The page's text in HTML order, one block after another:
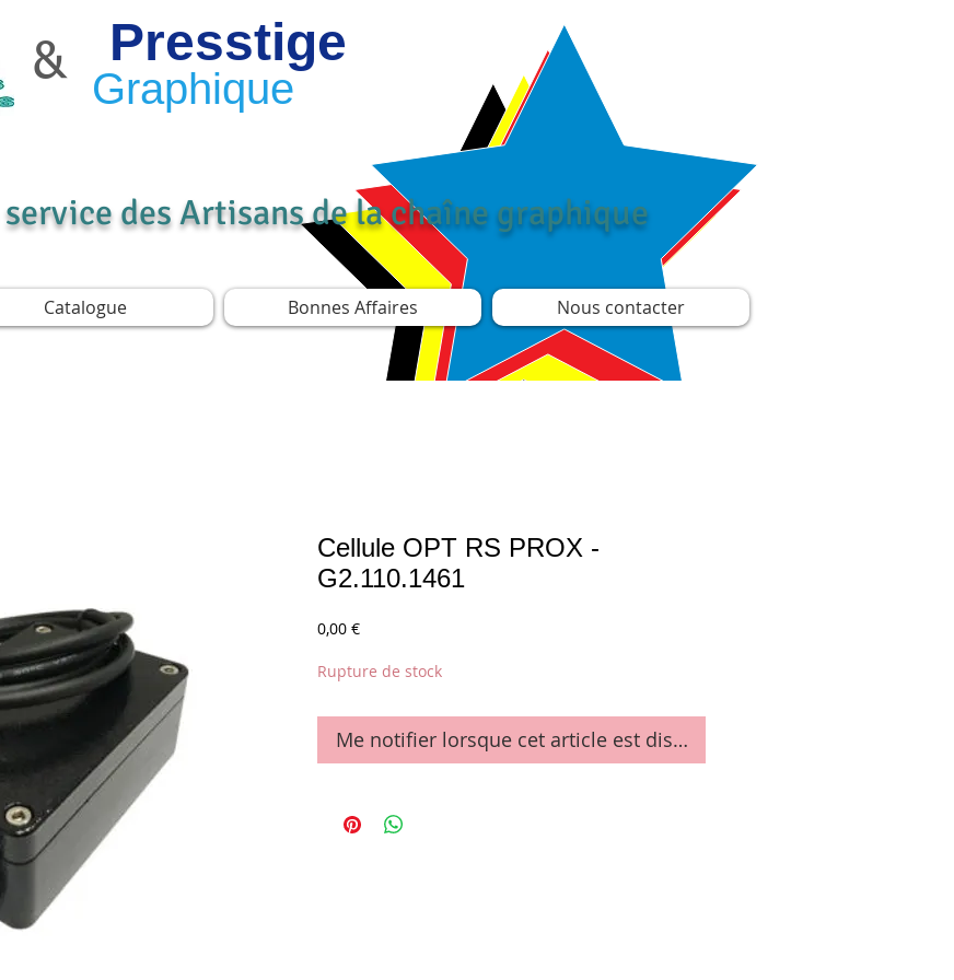
& Presstige
Graphique
des Artisans de la chaîne graphique
Catalogue Bonnes Affaires Nous contacter
Cellule OPT RS PROX -
G2.110.1461
0,00 €Prix
Rupture de stock
Me notifier lorsque cet article est disponible